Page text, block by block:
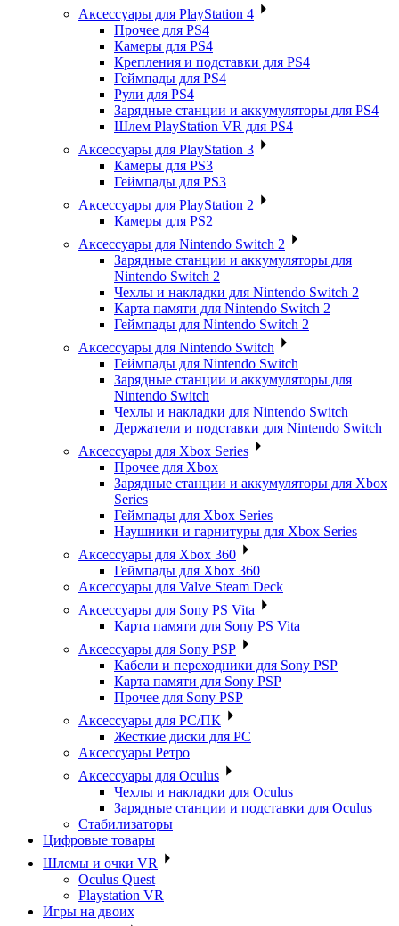
Аксессуары для PlayStation 4
Прочее для PS4
Камеры для PS4
Крепления и подставки для PS4
Геймпады для PS4
Рули для PS4
Зарядные станции и аккумуляторы для PS4
Шлем PlayStation VR для PS4
Аксессуары для PlayStation 3
Камеры для PS3
Геймпады для PS3
Аксессуары для PlayStation 2
Камеры для PS2
Аксессуары для Nintendo Switch 2
Зарядные станции и аккумуляторы для
Nintendo Switch 2
Чехлы и накладки для Nintendo Switch 2
Карта памяти для Nintendo Switch 2
Геймпады для Nintendo Switch 2
Аксессуары для Nintendo Switch
Геймпады для Nintendo Switch
Зарядные станции и аккумуляторы для
Nintendo Switch
Чехлы и накладки для Nintendo Switch
Держатели и подставки для Nintendo Switch
Аксессуары для Xbox Series
Прочее для Xbox
Зарядные станции и аккумуляторы для Xbox
Series
Геймпады для Xbox Series
Наушники и гарнитуры для Xbox Series
Аксессуары для Xbox 360
Геймпады для Xbox 360
Аксессуары для Valve Steam Deck
Аксессуары для Sony PS Vita
Карта памяти для Sony PS Vita
Аксессуары для Sony PSP
Кабели и переходники для Sony PSP
Карта памяти для Sony PSP
Прочее для Sony PSP
Аксессуары для PC/ПК
Жесткие диски для PC
Аксессуары Ретро
Аксессуары для Oculus
Чехлы и накладки для Oculus
Зарядные станции и подставки для Oculus
Стабилизаторы
Цифровые товары
Шлемы и очки VR
Oculus Quest
Playstation VR
Игры на двоих